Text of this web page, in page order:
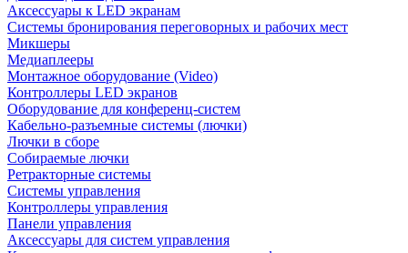
Аксессуары к LED экранам
Системы бронирования переговорных и рабочих мест
Микшеры
Медиаплееры
Монтажное оборудование (Video)
Контроллеры LED экранов
Оборудование для конференц-систем
Кабельно-разъемные системы (лючки)
Лючки в сборе
Собираемые лючки
Ретракторные системы
Системы управления
Контроллеры управления
Панели управления
Аксессуары для систем управления